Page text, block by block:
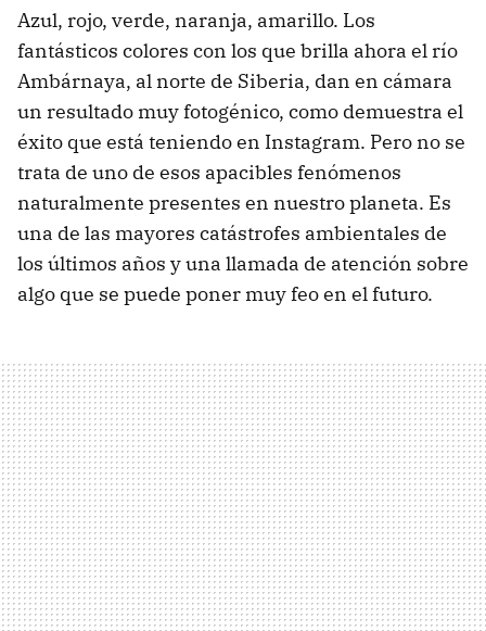
Azul, rojo, verde, naranja, amarillo. Los
fantásticos colores con los que brilla ahora el río
Ambárnaya, al norte de Siberia, dan en cámara
un resultado muy fotogénico, como demuestra el
éxito que está teniendo en Instagram. Pero no se
trata de uno de esos apacibles fenómenos
naturalmente presentes en nuestro planeta. Es
una de las mayores catástrofes ambientales de
los últimos años y una llamada de atención sobre
algo que se puede poner muy feo en el futuro.